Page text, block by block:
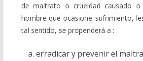
de maltrato o crueldad causado
hombre que ocasione sufrimiento,
tal sentido, se propenderá a :
erradicar y prevenir el